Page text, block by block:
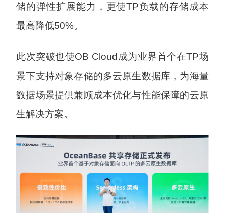
储的弹性扩展能力，更使TP负载的存储成本
最高降低50%。
此次突破也使OB Cloud成为业界首个在TP场
景下支持对象存储的多云原生数据库，为海量
数据场景提供兼顾成本优化与性能保障的云原
生解决方案。